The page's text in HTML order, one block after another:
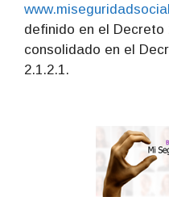
definido en el Decreto
consolidado en el
2.1.2.1.